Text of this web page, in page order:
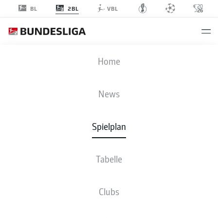
BL 2BL VBL
Home
News
Spielplan
Tabelle
Clubs
KSC
2 1
AUFSTELLUNGEN